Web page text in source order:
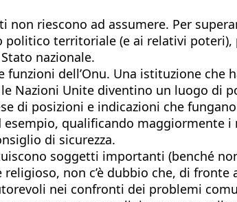
riescono ad assumere. Per
territoriale (e ai relativi
nazionale.
dell’Onu. Una istituzione che
Nazioni Unite diventino un luogo di
di posizioni e indicazioni che
qualificando maggiormente
di sicurezza.
soggetti importanti (benché
non c’è dubbio che, di
nei confronti dei problemi